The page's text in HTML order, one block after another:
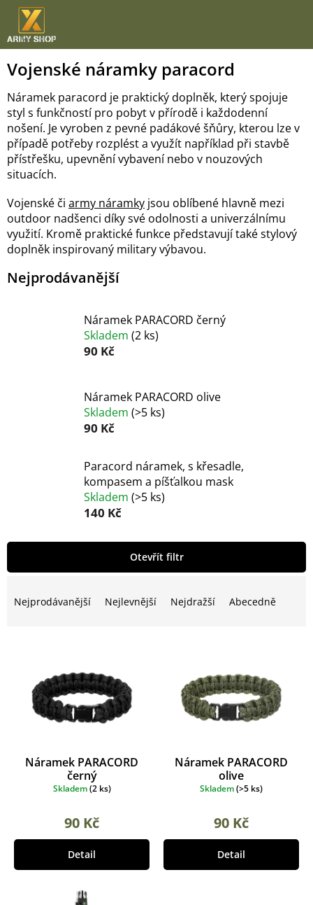
Přejít
obsah
Vojenské náramky paracord
Náramek paracord je praktický doplněk, který spojuje
styl s funkčností pro pobyt v přírodě i každodenní
nošení. Je vyroben z pevné padákové šňůry, kterou lze v
případě potřeby rozplést a využít například při stavbě
přístřešku, upevnění vybavení nebo v nouzových
situacích.
Vojenské či army náramky jsou oblíbené hlavně mezi
outdoor nadšenci díky své odolnosti a univerzálnímu
využití. Kromě praktické funkce představují také stylový
doplněk inspirovaný military výbavou.
Nejprodávanější
Náramek PARACORD černý
Skladem (2 ks)
90 Kč
Náramek PARACORD olive
Skladem (>5 ks)
90 Kč
Paracord náramek, s křesadle,
kompasem a píšťalkou mask
Skladem (>5 ks)
140 Kč
Nejprodávanější Nejlevnější Nejdražší Abecedně
Otevřít filtr
V
p
Náramek PARACORD
černý
Skladem(2 ks)
90 Kč
Detail
Náramek PARACORD
olive
Skladem(>5 ks)
90 Kč
Detail